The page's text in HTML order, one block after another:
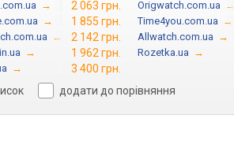
→ 2 063 грн. Origwatch.com.ua →
→ 1 855 грн. Time4you.com.ua →
→ 2 142 грн. Allwatch.com.ua →
→ 1 962 грн. Rozetka.ua →
→
3 400 грн.
додати до порівняння